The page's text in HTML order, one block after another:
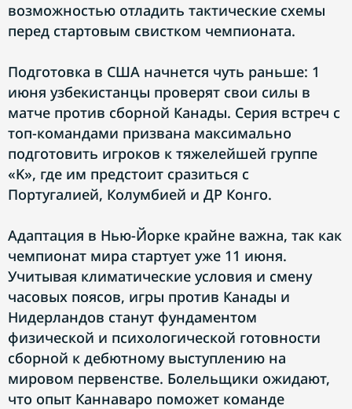
возможностью отладить тактические схемы
перед стартовым свистком чемпионата.
Подготовка в США начнется чуть раньше: 1
июня узбекистанцы проверят свои силы в
матче против сборной Канады. Серия встреч с
топ-командами призвана максимально
подготовить игроков к тяжелейшей группе
«K», где им предстоит сразиться с
Португалией, Колумбией и ДР Конго.
Адаптация в Нью-Йорке крайне важна, так как
чемпионат мира стартует уже 11 июня.
Учитывая климатические условия и смену
часовых поясов, игры против Канады и
Нидерландов станут фундаментом
физической и психологической готовности
сборной к дебютному выступлению на
мировом первенстве. Болельщики ожидают,
что опыт Каннаваро поможет команде